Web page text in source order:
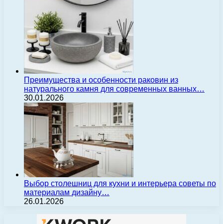
Преимущества и особенности раковин из
натурального камня для современных ванных…
30.01.2026
Выбор столешниц для кухни и интерьера советы по
материалам дизайну…
26.01.2026